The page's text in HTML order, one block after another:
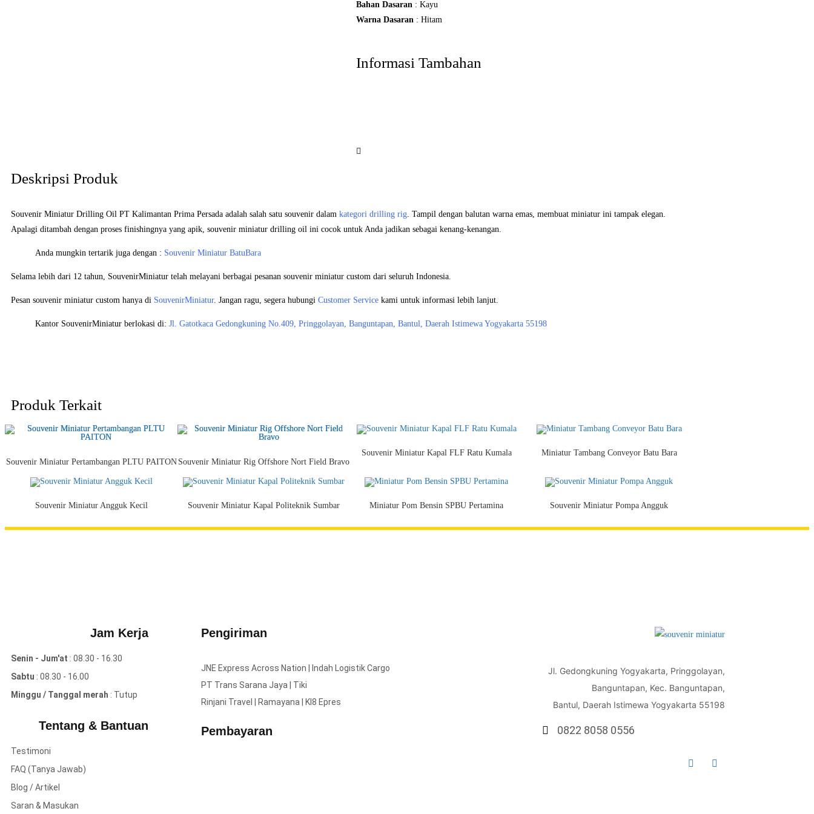
Bahan Dasaran : Kayu
Warna Dasaran : Hitam
Informasi Tambahan
Deskripsi Produk
Souvenir Miniatur Drilling Oil PT Kalimantan Prima Persada adalah salah satu souvenir dalam kategori drilling rig . Tampil dengan balutan warna emas, membuat miniatur ini tampak elegan.
Apalagi ditambah dengan proses finishingnya yang apik, souvenir miniatur drilling oil ini cocok untuk Anda jadikan sebagai kenang-kenangan.
Anda mungkin tertarik juga dengan : Souvenir Miniatur BatuBara
Selama lebih dari 12 tahun, SouvenirMiniatur telah melayani berbagai pesanan souvenir miniatur custom dari seluruh Indonesia.
Pesan souvenir miniatur custom hanya di SouvenirMiniatur. Jangan ragu, segera hubungi Customer Service kami untuk informasi lebih lanjut.
Kantor SouvenirMiniatur berlokasi di: Jl. Gatotkaca Gedongkuning No.409, Pringgolayan, Banguntapan, Bantul, Daerah Istimewa Yogyakarta 55198
Produk Terkait
Souvenir Miniatur Pertambangan PLTU PAITON Souvenir Miniatur Rig Offshore Nort Field Bravo
Souvenir Miniatur Kapal FLF Ratu Kumala Miniatur Tambang Conveyor Batu Bara
Souvenir Miniatur Angguk Kecil Souvenir Miniatur Kapal Politeknik Sumbar Miniatur Pom Bensin SPBU Pertamina Souvenir Miniatur Pompa Angguk
Jam Kerja
Senin - Jum'at : 08.30 - 16.30
Sabtu : 08.30 - 16.00
Minggu / Tanggal merah : Tutup
Tentang & Bantuan
Testimoni
FAQ (Tanya Jawab)
Blog / Artikel
Saran & Masukan
Pengiriman
JNE Express Across Nation | Indah Logistik Cargo
PT Trans Sarana Jaya | Tiki
Rinjani Travel | Ramayana | KI8 Epres
Pembayaran
Jl. Gedongkuning Yogyakarta, Pringgolayan,
Banguntapan, Kec. Banguntapan,
Bantul, Daerah Istimewa Yogyakarta 55198
0822 8058 0556